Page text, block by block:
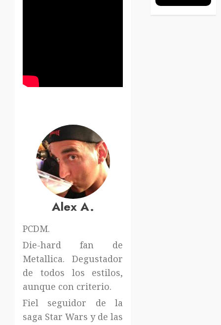
Alex A.
PCDM.
Die-hard fan de
Metallica. Degustador
de todos los estilos,
aunque con criterio.
Fiel seguidor de la
saga Star Wars y de las